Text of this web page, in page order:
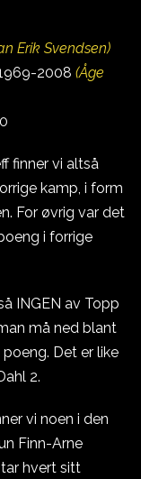
Erik Svendsen)
2008 (Åge
finner vi altså
kamp, i form
For øvrig var det
i forrige
INGEN av Topp
må ned blant
Det er like
2.
vi noen i den
Finn-Arne
hvert sitt